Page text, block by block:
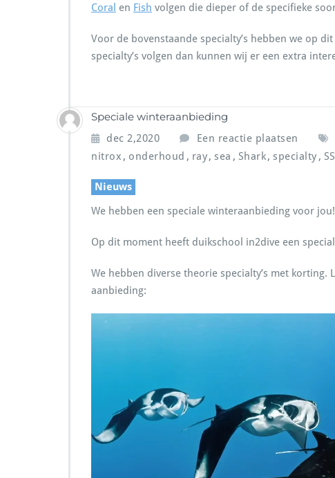
Coral en Fish volgen die dieper of de specifieke
Voor de bovenstaande specialty’s hebben we op
specialty’s volgen dan kunnen wij er een extra
Speciale winteraanbieding
dec 2,2020 Een reactie plaatsen
nitrox , onderhoud , ray, sea , Shark, specialty ,
Nieuws
We hebben een speciale winteraanbieding voor jou!
Op dit moment heeft duikschool in2dive een
We hebben diverse theorie specialty’s met
aanbieding: